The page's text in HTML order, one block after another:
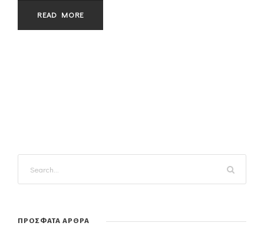
READ MORE
ΠΡΌΣΦΑΤΑ ΆΡΘΡΑ